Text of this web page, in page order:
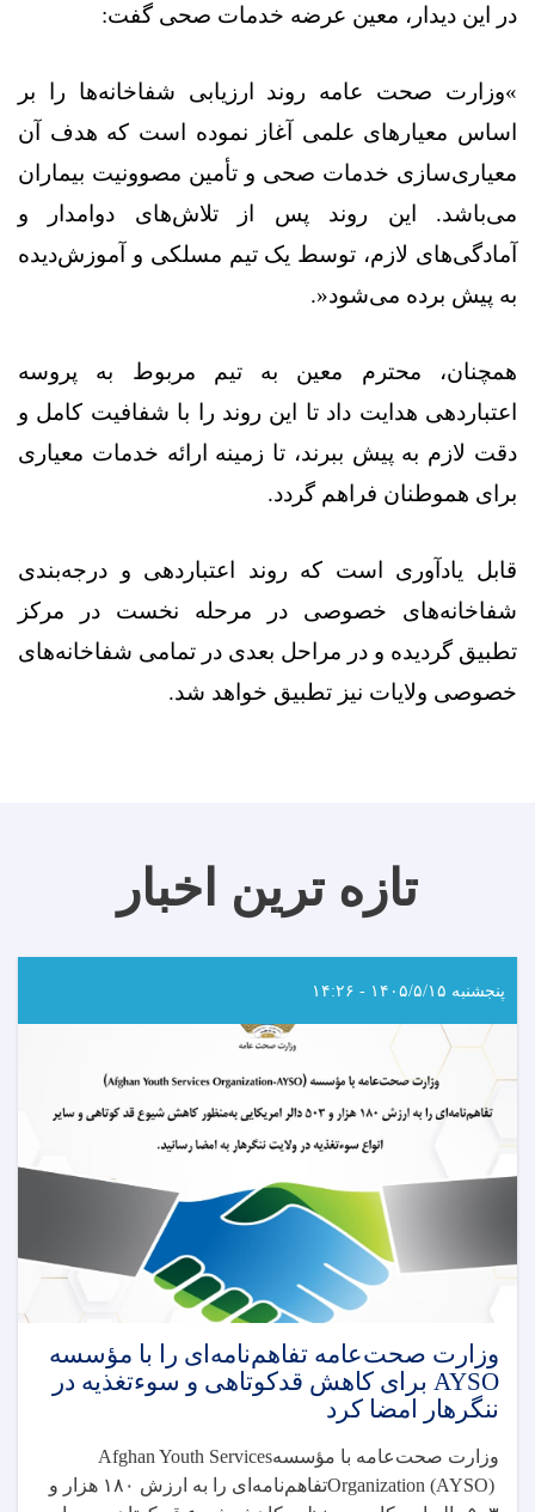
در این دیدار، معین عرضه خدمات صحی گفت:
«وزارت صحت عامه روند ارزیابی شفاخانه‌ها را بر
اساس معیارهای علمی آغاز نموده است که هدف آن
معیاری‌سازی خدمات صحی و تأمین مصوونیت بیماران
می‌باشد. این روند پس از تلاش‌های دوامدار و
آمادگی‌های لازم، توسط یک تیم مسلکی و آموزش‌دیده
به پیش برده می‌شود.»
همچنان، محترم معین به تیم مربوط به پروسه
اعتباردهی هدایت داد تا این روند را با شفافیت کامل و
دقت لازم به پیش ببرند، تا زمینه ارائه خدمات معیاری
برای هموطنان فراهم گردد.
قابل یادآوری است که روند اعتباردهی و درجه‌بندی
شفاخانه‌های خصوصی در مرحله نخست در مرکز
تطبیق گردیده و در مراحل بعدی در تمامی شفاخانه‌های
خصوصی ولایات نیز تطبیق خواهد شد.
تازه ترین اخبار
پنجشنبه ۱۴۰۵/۵/۱۵ - ۱۴:۲۶
وزارت صحت‌عامه تفاهم‌نامه‌ای را با مؤسسه
AYSO برای کاهش قدکوتاهی و سوءتغذیه در
ننگرهار امضا کرد
وزارت صحت‌عامه با مؤسسهAfghan Youth Services
Organization (AYSO)تفاهم‌نامه‌ای را به ارزش ۱۸۰ هزار و